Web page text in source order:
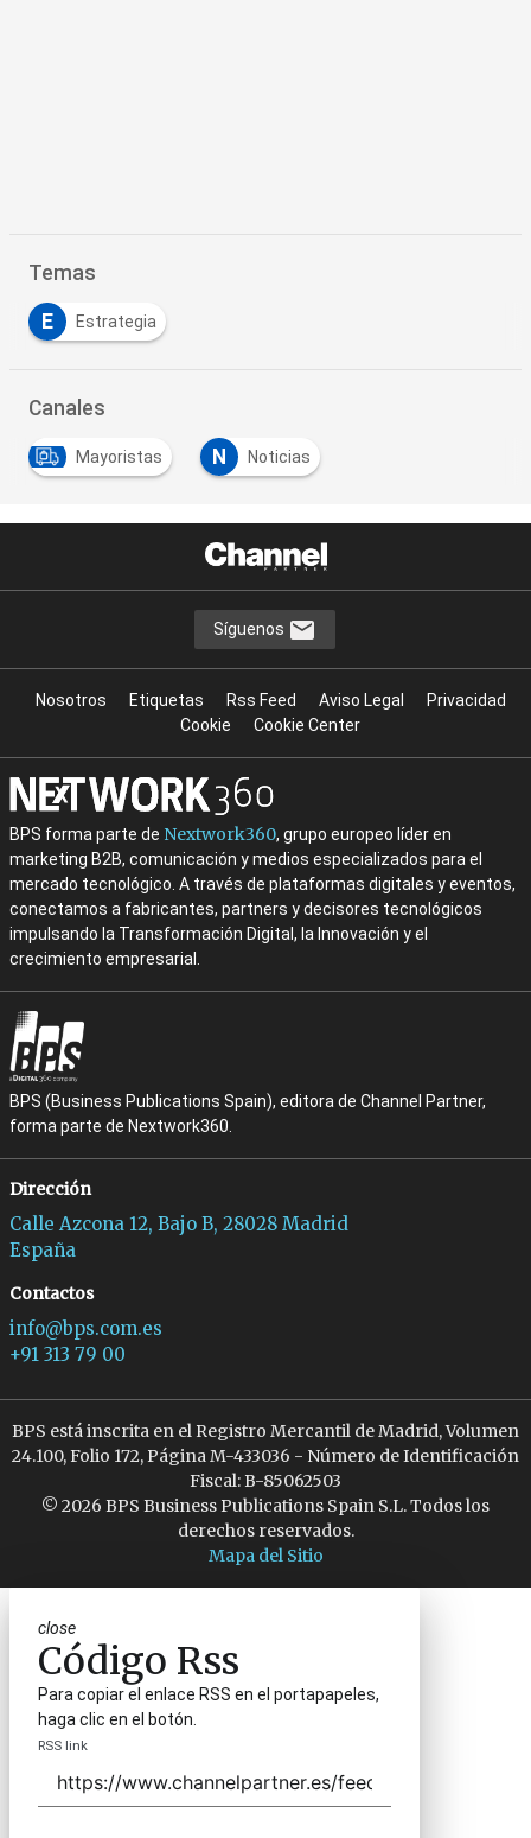
Temas
E Estrategia
Canales
Mayoristas N Noticias
Síguenos
Nosotros Etiquetas Rss Feed Aviso Legal
Privacidad
Cookie
Cookie Center
BPS forma parte de Nextwork360, grupo europeo líder en
marketing B2B, comunicación y medios especializados para el
mercado tecnológico. A través de plataformas digitales y eventos,
conectamos a fabricantes, partners y decisores tecnológicos
impulsando la Transformación Digital, la Innovación y el
crecimiento empresarial.
BPS (Business Publications Spain), editora de Channel Partner,
forma parte de Nextwork360.
Dirección
Calle Azcona 12, Bajo B, 28028 Madrid
España
Contactos
info@bps.com.es
+91 313 79 00
BPS está inscrita en el Registro Mercantil de Madrid, Volumen
24.100, Folio 172, Página M-433036 - Número de Identificación
Fiscal: B-85062503
© 2026 BPS Business Publications Spain S.L. Todos los
derechos reservados.
Mapa del Sitio
close
Código Rss
Para copiar el enlace RSS en el portapapeles,
haga clic en el botón.
RSS link